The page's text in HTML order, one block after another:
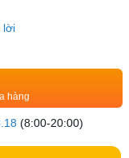
lời
hàng
(8:00-20:00)